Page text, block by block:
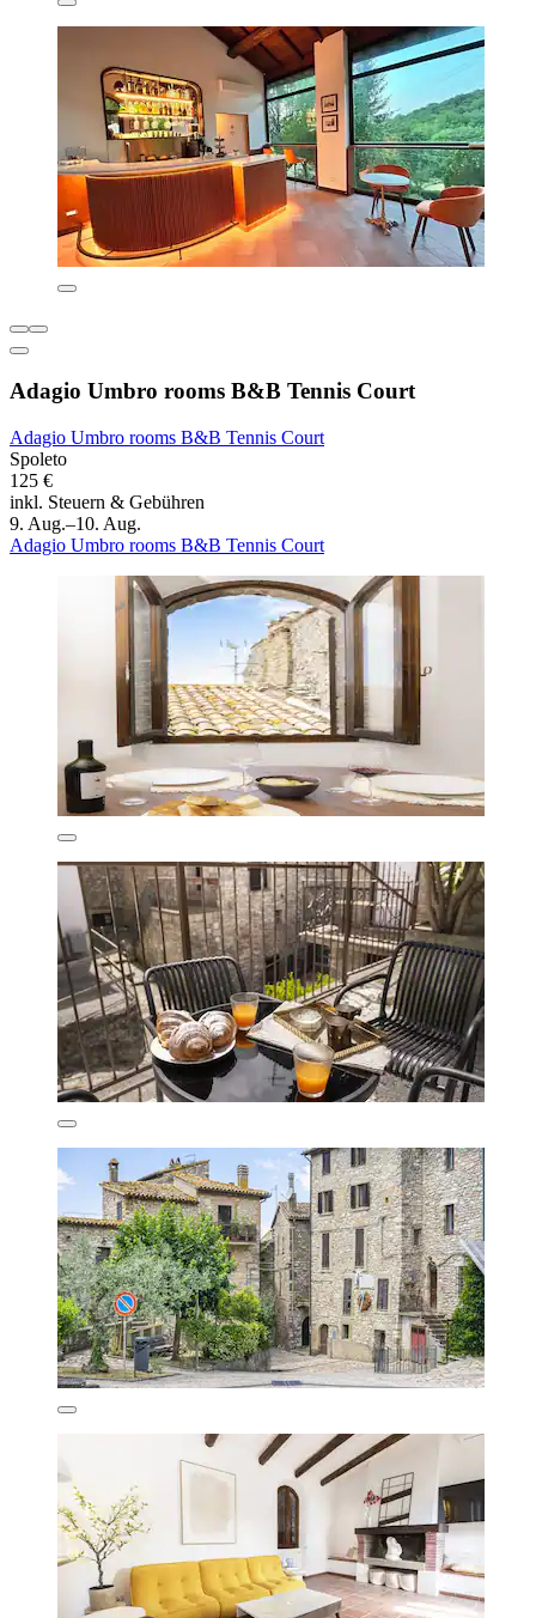
Adagio Umbro rooms B&B Tennis Court
Adagio Umbro rooms B&B Tennis Court
Spoleto
125 €
inkl. Steuern & Gebühren
9. Aug.–10. Aug.
Adagio Umbro rooms B&B Tennis Court